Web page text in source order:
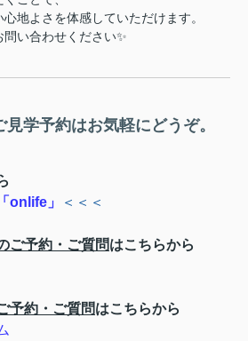
地よさを体感していただけます。
い合わせください✨
学予約はお気軽にどうぞ。
onlife」 ＜＜＜
ご予約・ご質問はこちらから
予約・ご質問はこちらから